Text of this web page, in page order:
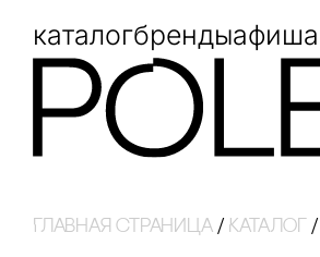
каталогбрендыафиша
Главная страница / Каталог /